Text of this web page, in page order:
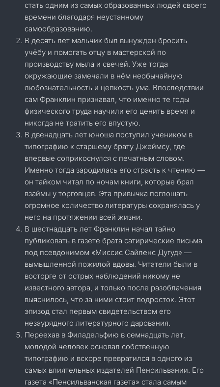
стать одним из самых образованных людей своего
времени благодаря неустанному
самообразованию.
В десять лет мальчик был вынужден бросить
учёбу и помогать отцу в мастерской по
производству мыла и свечей. Уже тогда
окружающие замечали в нём необычайную
любознательность и цепкость ума. Впоследствии
сам Франклин признавал, что именно те годы
физического труда научили его ценить время и
никогда не тратить его впустую.
В двенадцать лет юноша поступил учеником в
типографию к старшему брату Джеймсу, где
впервые соприкоснулся с печатным словом.
Именно тогда зародилась его страсть к чтению —
он тайком читал по ночам книги, которые брал
взаймы у торговцев. Эта привычка поглощать
огромное количество литературы сохранялась у
него на протяжении всей жизни.
В шестнадцать лет Франклин начал тайно
публиковать в газете брата сатирические письма
под псевдонимом «Миссис Сайленс Дугуд» —
вымышленной пожилой вдовы. Читатели были в
восторге от острых наблюдений никому не
известного автора, и только после разоблачения
выяснилось, что за ними стоит подросток. Этот
эпизод стал первым свидетельством его
незаурядного литературного дарования.
Переехав в Филадельфию в семнадцать лет,
молодой человек основал собственную
типографию и вскоре превратился в одного из
самых влиятельных издателей Пенсильвании. Его
газета «Пенсильванская газета» стала самым